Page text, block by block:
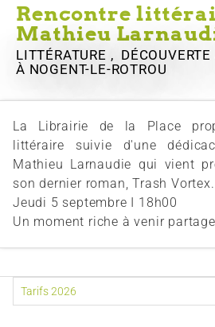
Rencontre
Mathieu
LITTÉRATURE ,
À NOGENT-LE-ROTROU
La Librairie de la Place
littéraire suivie d'une
Mathieu Larnaudie qui vient
son dernier roman, Trash Vortex.
Jeudi 5 septembre I 18h00
Un moment riche à venir